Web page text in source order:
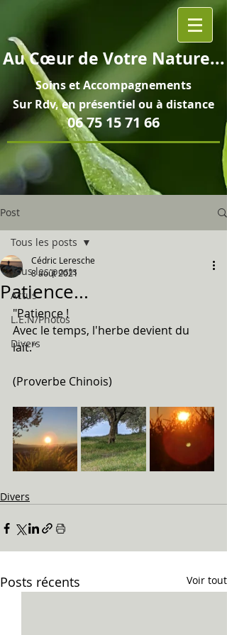
AuCœurde Votre Nature...
Soins etAccompagnements
Sur Rdv, en présentiel ou à distance
06 75 15 71 66
Post
Tous les posts
Actus
L.E.N/Photos
Divers
Tous les posts
Patience...
Cédric Leresche
8 août 2021
"Patience !
Avec le temps, l'herbe devient du
lait."
(Proverbe Chinois)
Divers
Posts récents Voir tout